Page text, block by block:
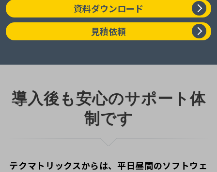
資料ダウンロード
見積依頼
導入後も安心のサポート体
制です
テクマトリックスからは、平日昼間のソフトウェ